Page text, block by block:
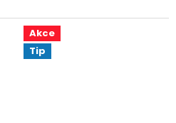
Akce
Tip